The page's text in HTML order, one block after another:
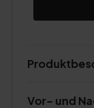
Vor- und